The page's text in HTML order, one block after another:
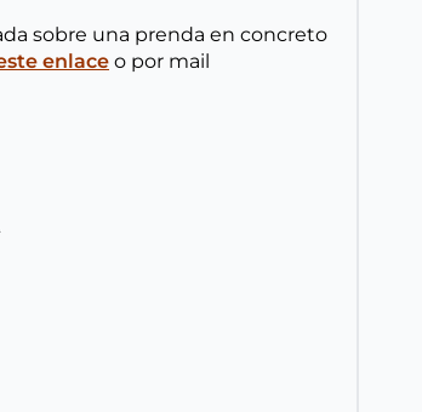
sobre una prenda en concreto
enlace o por mail